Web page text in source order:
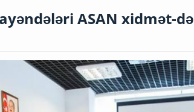
ASAN xidmət-də